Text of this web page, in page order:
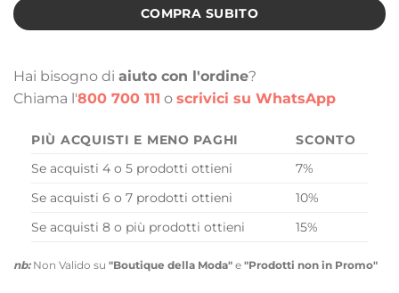
COMPRA SUBITO
Hai bisogno di aiuto con l'ordine?
Chiama l'800 700 111 o scrivici su WhatsApp
PIÙ ACQUISTI E MENO PAGHI
SCONTO
Se acquisti 4 o 5 prodotti ottieni
7%
Se acquisti 6 o 7 prodotti ottieni
10%
Se acquisti 8 o più prodotti ottieni
15%
nb:Non Valido su "Boutique della Moda" e "Prodotti non in Promo"